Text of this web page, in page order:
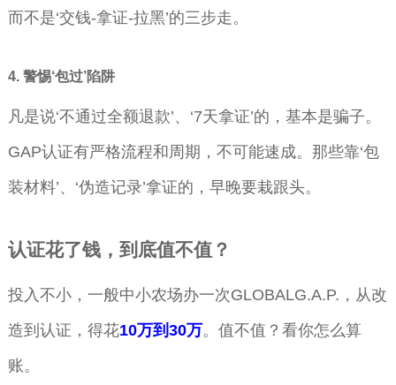
而不是‘交钱-拿证-拉黑’的三步走。
4. 警惕‘包过’陷阱
凡是说‘不通过全额退款’、‘7天拿证’的，基本是骗子。
GAP认证有严格流程和周期，不可能速成。那些靠‘包
装材料’、‘伪造记录’拿证的，早晚要栽跟头。
认证花了钱，到底值不值？
投入不小，一般中小农场办一次GLOBALG.A.P.，从改
造到认证，得花10万到30万。值不值？看你怎么算
账。